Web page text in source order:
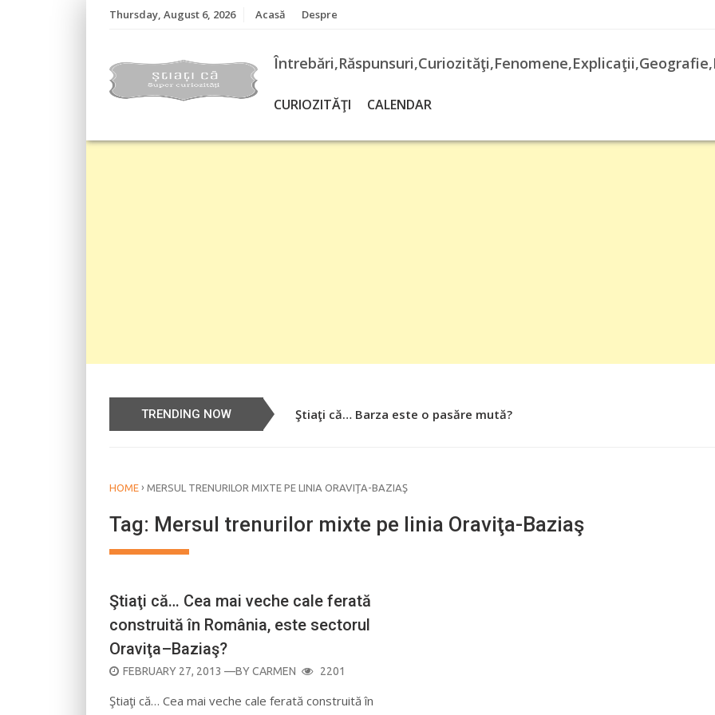
Thursday, August 6, 2026 Acasă Despre
CURIOZITĂŢI CALENDAR
TRENDING NOW Ştiaţi că… Barza este o pasăre mută?
HOME › MERSUL TRENURILOR MIXTE PE LINIA ORAVIŢA-BAZIAŞ
Tag: Mersul trenurilor mixte pe linia Oraviţa-Baziaş
Ştiaţi că… Cea mai veche cale ferată
construită în România, este sectorul
Oraviţa–Baziaş?
POSTED
FEBRUARY 27, 2013 —BYCARMEN 2201
Ştiaţi că… Cea mai veche cale ferată construită în